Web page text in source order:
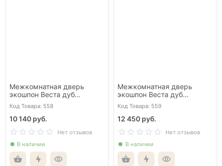
Межкомнатная дверь
экошпон Веста дуб
медовый патина черная
глухая
Код Товара: 558
10 140 руб.
Нет отзывов
В наличии
Межкомнатная дверь
экошпон Веста дуб
медовый патина черная со
стеклом
Код Товара: 559
12 450 руб.
Нет отзывов
В наличии